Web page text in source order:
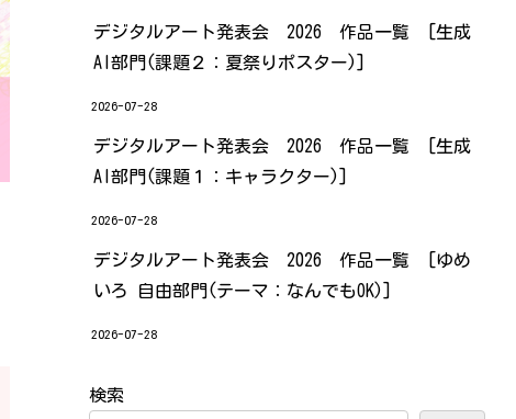
デジタルアート発表会 2026 作品一覧 [生成
AI部門(課題２：夏祭りポスター)]
2026-07-28
デジタルアート発表会 2026 作品一覧 [生成
AI部門(課題１：キャラクター)]
2026-07-28
デジタルアート発表会 2026 作品一覧 [ゆめ
いろ 自由部門(テーマ：なんでもOK)]
2026-07-28
検索